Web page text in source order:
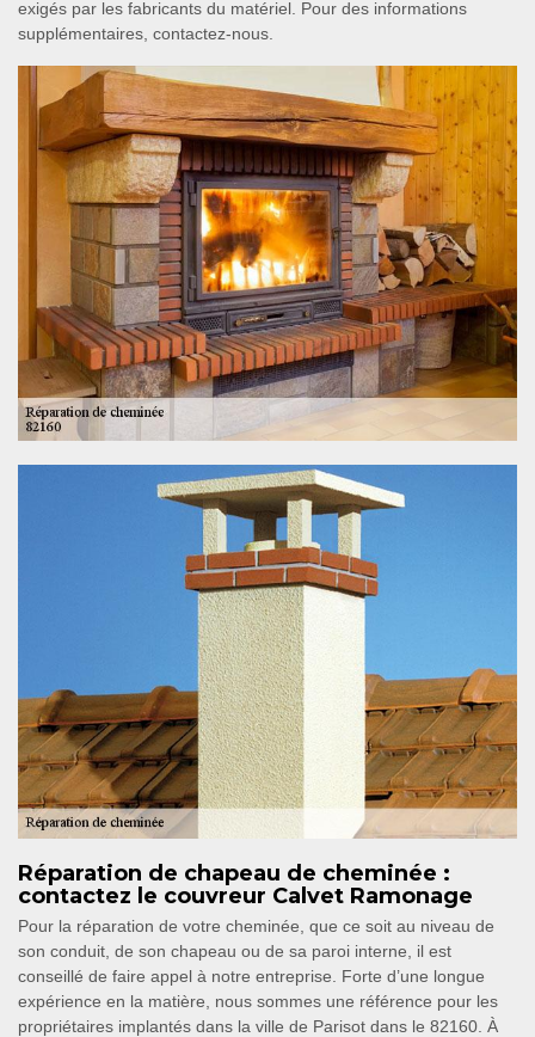
exigés par les fabricants du matériel. Pour des informations
supplémentaires, contactez-nous.
Réparation de chapeau de cheminée :
contactez le couvreur Calvet Ramonage
Pour la réparation de votre cheminée, que ce soit au niveau de
son conduit, de son chapeau ou de sa paroi interne, il est
conseillé de faire appel à notre entreprise. Forte d’une longue
expérience en la matière, nous sommes une référence pour les
propriétaires implantés dans la ville de Parisot dans le 82160. À